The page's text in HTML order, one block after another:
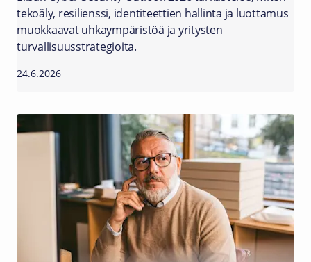
tekoäly, resilienssi, identiteettien hallinta ja luottamus
muokkaavat uhkaympäristöä ja yritysten
turvallisuusstrategioita.
24.6.2026